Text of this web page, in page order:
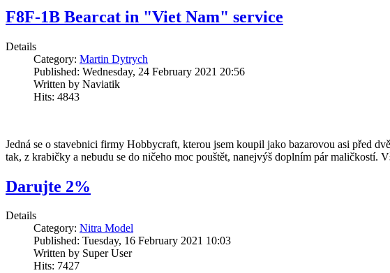
F8F-1B Bearcat in "Viet Nam" service
Details
Category: Martin Dytrych
Published: Wednesday, 24 February 2021 20:56
Written by Naviatik
Hits: 4843
Jedná se o stavebnici firmy Hobbycraft, kterou jsem koupil jako bazarovou asi před
tak, z krabičky a nebudu se do ničeho moc pouštět, nanejvýš doplním pár maličkostí.
Darujte 2%
Details
Category: Nitra Model
Published: Tuesday, 16 February 2021 10:03
Written by Super User
Hits: 7427